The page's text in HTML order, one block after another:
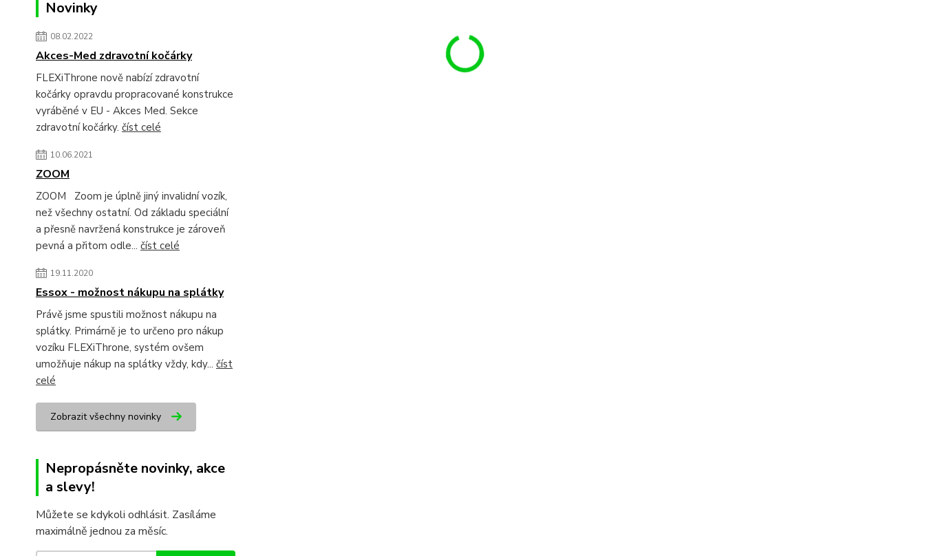
Novinky
08.02.2022
Akces-Med zdravotní kočárky
FLEXiThrone nově nabízí zdravotní
kočárky opravdu propracované konstrukce
vyráběné v EU - Akces Med. Sekce
zdravotní kočárky. číst celé
10.06.2021
ZOOM
ZOOM Zoom je úplně jiný invalidní vozík,
než všechny ostatní. Od základu speciální
a přesně navržená konstrukce je zároveň
pevná a přitom odle... číst celé
19.11.2020
Essox - možnost nákupu na splátky
Právě jsme spustili možnost nákupu na
splátky. Primárně je to určeno pro nákup
vozíku FLEXiThrone, systém ovšem
umožňuje nákup na splátky vždy, kdy... číst
celé
Zobrazit všechny novinky
Nepropásněte novinky, akce
a slevy!
Můžete se kdykoli odhlásit. Zasíláme
maximálně jednou za měsíc.